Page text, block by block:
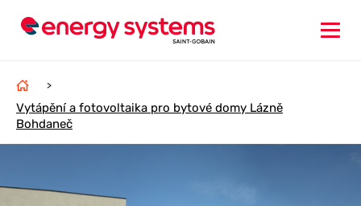
>
Vytápění a fotovoltaika pro bytové domy Lázně
Bohdaneč